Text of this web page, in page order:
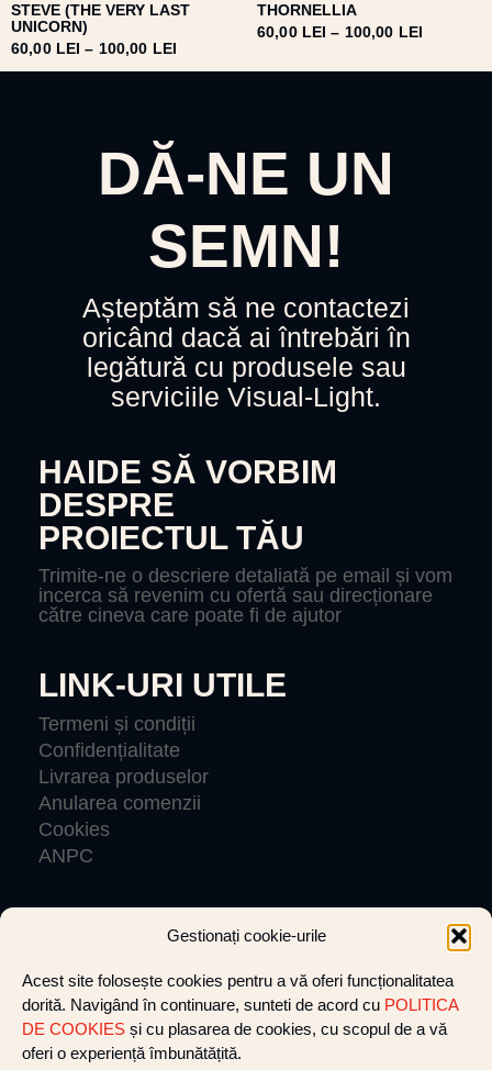
Gestionați cookie-urile
Acest site folosește cookies pentru a vă oferi funcționalitatea
dorită. Navigând în continuare, sunteti de acord cu POLITICA
DE COOKIES și cu plasarea de cookies, cu scopul de a vă
oferi o experiență îmbunătățită.
STEVE (THE VERY LAST
UNICORN)
60,00 LEI – 100,00 LEI
THORNELLIA
60,00 LEI – 100,00 LEI
DĂ-NE UN
SEMN!
Așteptăm să ne contactezi
oricând dacă ai întrebări în
legătură cu produsele sau
serviciile Visual-Light.
HAIDE SĂ VORBIM
DESPRE
PROIECTUL TĂU
Trimite-ne o descriere detaliată pe email și vom
incerca să revenim cu ofertă sau direcționare
către cineva care poate fi de ajutor
LINK-URI UTILE
Termeni și condiții
Confidențialitate
Livrarea produselor
Anularea comenzii
Cookies
ANPC
© VLIGHTCREW 2026 Toate drepturile rezervate.
Website by cultatum